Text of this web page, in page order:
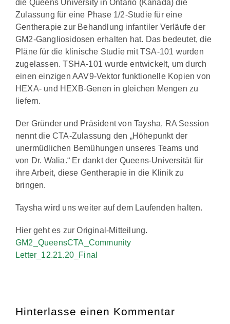
die Queens University in Ontario (Kanada) die
Zulassung für eine Phase 1/2-Studie für eine
Gentherapie zur Behandlung infantiler Verläufe der
GM2-Gangliosidosen erhalten hat. Das bedeutet, die
Pläne für die klinische Studie mit TSA-101 wurden
zugelassen. TSHA-101 wurde entwickelt, um durch
einen einzigen AAV9-Vektor funktionelle Kopien von
HEXA- und HEXB-Genen in gleichen Mengen zu
liefern.
Der Gründer und Präsident von Taysha, RA Session
nennt die CTA-Zulassung den „Höhepunkt der
unermüdlichen Bemühungen unseres Teams und
von Dr. Walia.“ Er dankt der Queens-Universität für
ihre Arbeit, diese Gentherapie in die Klinik zu
bringen.
Taysha wird uns weiter auf dem Laufenden halten.
Hier geht es zur Original-Mitteilung.
GM2_QueensCTA_Community
Letter_12.21.20_Final
Hinterlasse einen Kommentar